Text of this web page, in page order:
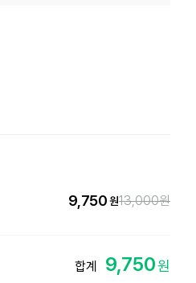
9,750원13,000원
합계 9,750원